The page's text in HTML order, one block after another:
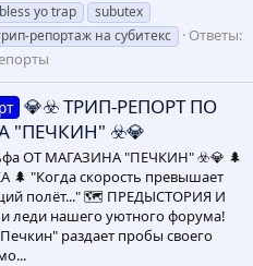
bless yo trap
subutex
репортаж на субитекс
Ответы:
💎☣️ ТРИП-РЕПОРТ ПО
"ПЕЧКИН" ☣️💎
ОТ МАГАЗИНА "ПЕЧКИН" ☣️💎 🌲
"Когда скорость превышает
полёт..." 🗺️ ПРЕДЫСТОРИЯ И
леди нашего уютного форума!
раздает пробы своего